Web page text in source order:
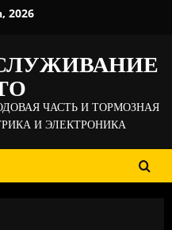
2026
ЧАСТЬ И ТОРМОЗНАЯ
И ЭЛЕКТРОНИКА